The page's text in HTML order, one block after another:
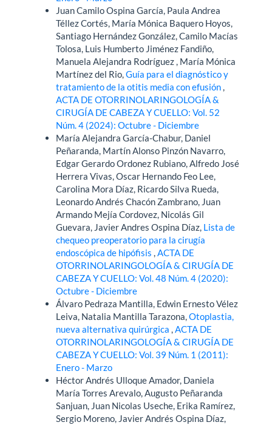
Juan Camilo Ospina García, Paula Andrea
Téllez Cortés, María Mónica Baquero Hoyos,
Santiago Hernández González, Camilo Macías
Tolosa, Luis Humberto Jiménez Fandiño,
Manuela Alejandra Rodríguez , María Mónica
Martínez del Rio,Guía para el diagnóstico y
tratamiento de la otitis media con efusión,
ACTA DE OTORRINOLARINGOLOGÍA &
CIRUGÍA DE CABEZA Y CUELLO: Vol. 52
Núm. 4 (2024): Octubre - Diciembre
María Alejandra García-Chabur, Daniel
Peñaranda, Martín Alonso Pinzón Navarro,
Edgar Gerardo Ordonez Rubiano, Alfredo José
Herrera Vivas, Oscar Hernando Feo Lee,
Carolina Mora Díaz, Ricardo Silva Rueda,
Leonardo Andrés Chacón Zambrano, Juan
Armando Mejía Cordovez, Nicolás Gil
Guevara, Javier Andres Ospina Díaz, Lista de
chequeo preoperatorio para la cirugía
endoscópica de hipófisis,ACTA DE
OTORRINOLARINGOLOGÍA & CIRUGÍA DE
CABEZA Y CUELLO: Vol. 48 Núm. 4 (2020):
Octubre - Diciembre
Álvaro Pedraza Mantilla, Edwin Ernesto Vélez
Leiva, Natalia Mantilla Tarazona,Otoplastia,
nueva alternativa quirúrgica,ACTA DE
OTORRINOLARINGOLOGÍA & CIRUGÍA DE
CABEZA Y CUELLO: Vol. 39 Núm. 1 (2011):
Enero - Marzo
Héctor Andrés Ulloque Amador, Daniela
María Torres Arevalo, Augusto Peñaranda
Sanjuan, Juan Nicolas Useche, Erika Ramírez,
Sergio Moreno, Javier Andrés Ospina Díaz,